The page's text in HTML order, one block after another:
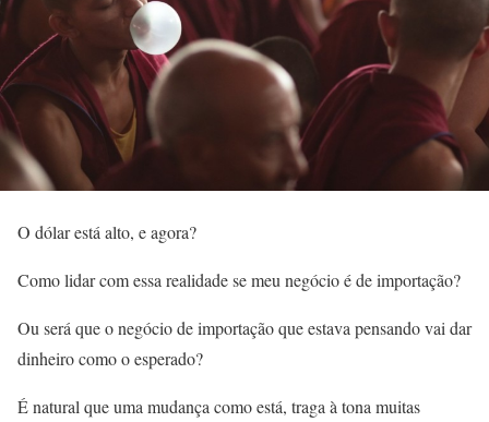
O dólar está alto, e agora?
Como lidar com essa realidade se meu negócio é de importação?
Ou será que o negócio de importação que estava pensando vai dar
dinheiro como o esperado?
É natural que uma mudança como está, traga à tona muitas